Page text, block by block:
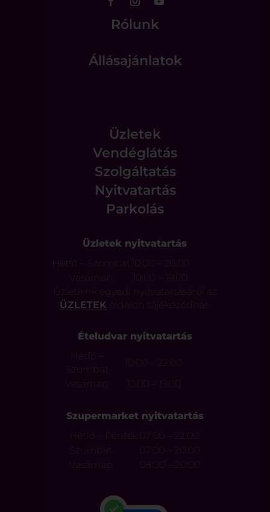
Rólunk
Állásajánlatok
Üzletek
Vendéglátás
Szolgáltatás
Nyitvatartás
Parkolás
Üzletek nyitvatartás
Hétfő – Szombat
10:00 – 20:00
Vasárnap
Üzleteink egyedi nyitvatartásáról az
ÜZLETEK oldalon tájékozódhat.
Ételudvar nyitvatartás
Hétfő –
Szombat
10:00 – 22:00
Vasárnap
Szupermarket nyitvatartás
Hétfő – Péntek
07:00 – 22:00
Szombat
07:00 – 20:00
Vasárnap
08:00 – 20:00